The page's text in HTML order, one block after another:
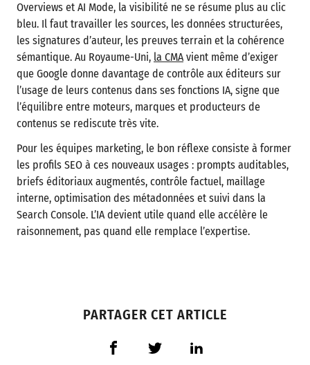
Overviews et AI Mode, la visibilité ne se résume plus au clic
bleu. Il faut travailler les sources, les données structurées,
les signatures d’auteur, les preuves terrain et la cohérence
sémantique. Au Royaume-Uni, la CMAvient même d’exiger
que Google donne davantage de contrôle aux éditeurs sur
l’usage de leurs contenus dans ses fonctions IA, signe que
l’équilibre entre moteurs, marques et producteurs de
contenus se rediscute très vite.
Pour les équipes marketing, le bon réflexe consiste à former
les profils SEO à ces nouveaux usages : prompts auditables,
briefs éditoriaux augmentés, contrôle factuel, maillage
interne, optimisation des métadonnées et suivi dans la
Search Console. L’IA devient utile quand elle accélère le
raisonnement, pas quand elle remplace l’expertise.
PARTAGER CET ARTICLE